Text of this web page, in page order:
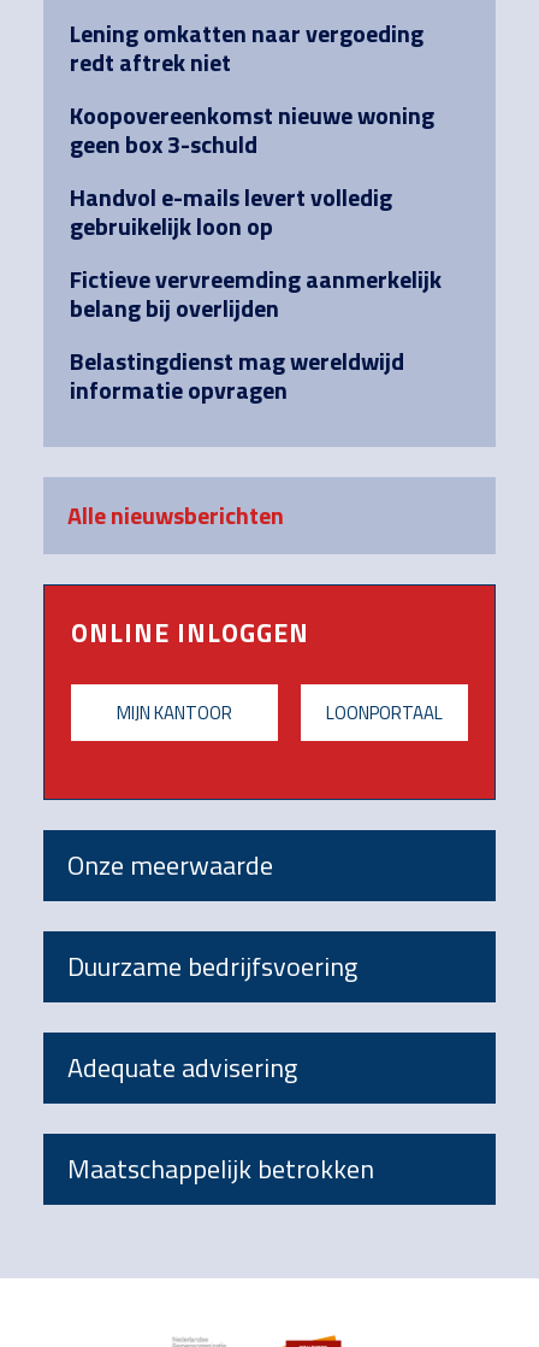
Lening omkatten naar vergoeding
redt aftrek niet
Koopovereenkomst nieuwe woning
geen box 3-schuld
Handvol e-mails levert volledig
gebruikelijk loon op
Fictieve vervreemding aanmerkelijk
belang bij overlijden
Belastingdienst mag wereldwijd
informatie opvragen
Alle nieuwsberichten
ONLINE INLOGGEN
MIJN KANTOOR LOONPORTAAL
Onze meerwaarde
Duurzame bedrijfsvoering
Adequate advisering
Maatschappelijk betrokken